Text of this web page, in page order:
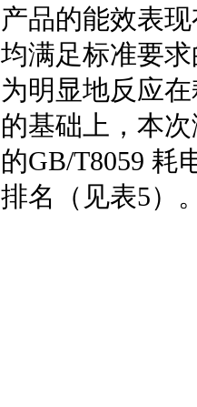
产品的能效表
均满足标准要
为明显地反应
的基础上，本
的GB/T8059 耗
排名（见表5）